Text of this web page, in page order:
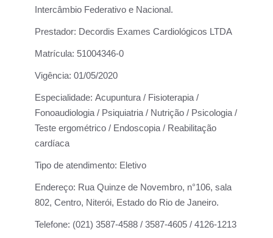
Intercâmbio Federativo e Nacional.
Prestador: Decordis Exames Cardiológicos LTDA
Matrícula: 51004346-0
Vigência: 01/05/2020
Especialidade: Acupuntura / Fisioterapia /
Fonoaudiologia / Psiquiatria / Nutrição / Psicologia /
Teste ergométrico / Endoscopia / Reabilitação
cardíaca
Tipo de atendimento: Eletivo
Endereço: Rua Quinze de Novembro, n°106, sala
802, Centro, Niterói, Estado do Rio de Janeiro.
Telefone: (021) 3587-4588 / 3587-4605 / 4126-1213